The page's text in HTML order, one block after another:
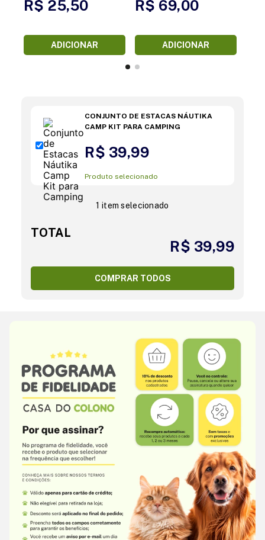
R$ 25,50
ADICIONAR
R$ 69,00
ADICIONAR
CONJUNTO DE ESTACAS NÁUTIKA
CAMP KIT PARA CAMPING
R$ 39,99
Produto selecionado
1 item selecionado
TOTAL
R$ 39,99
COMPRAR TODOS